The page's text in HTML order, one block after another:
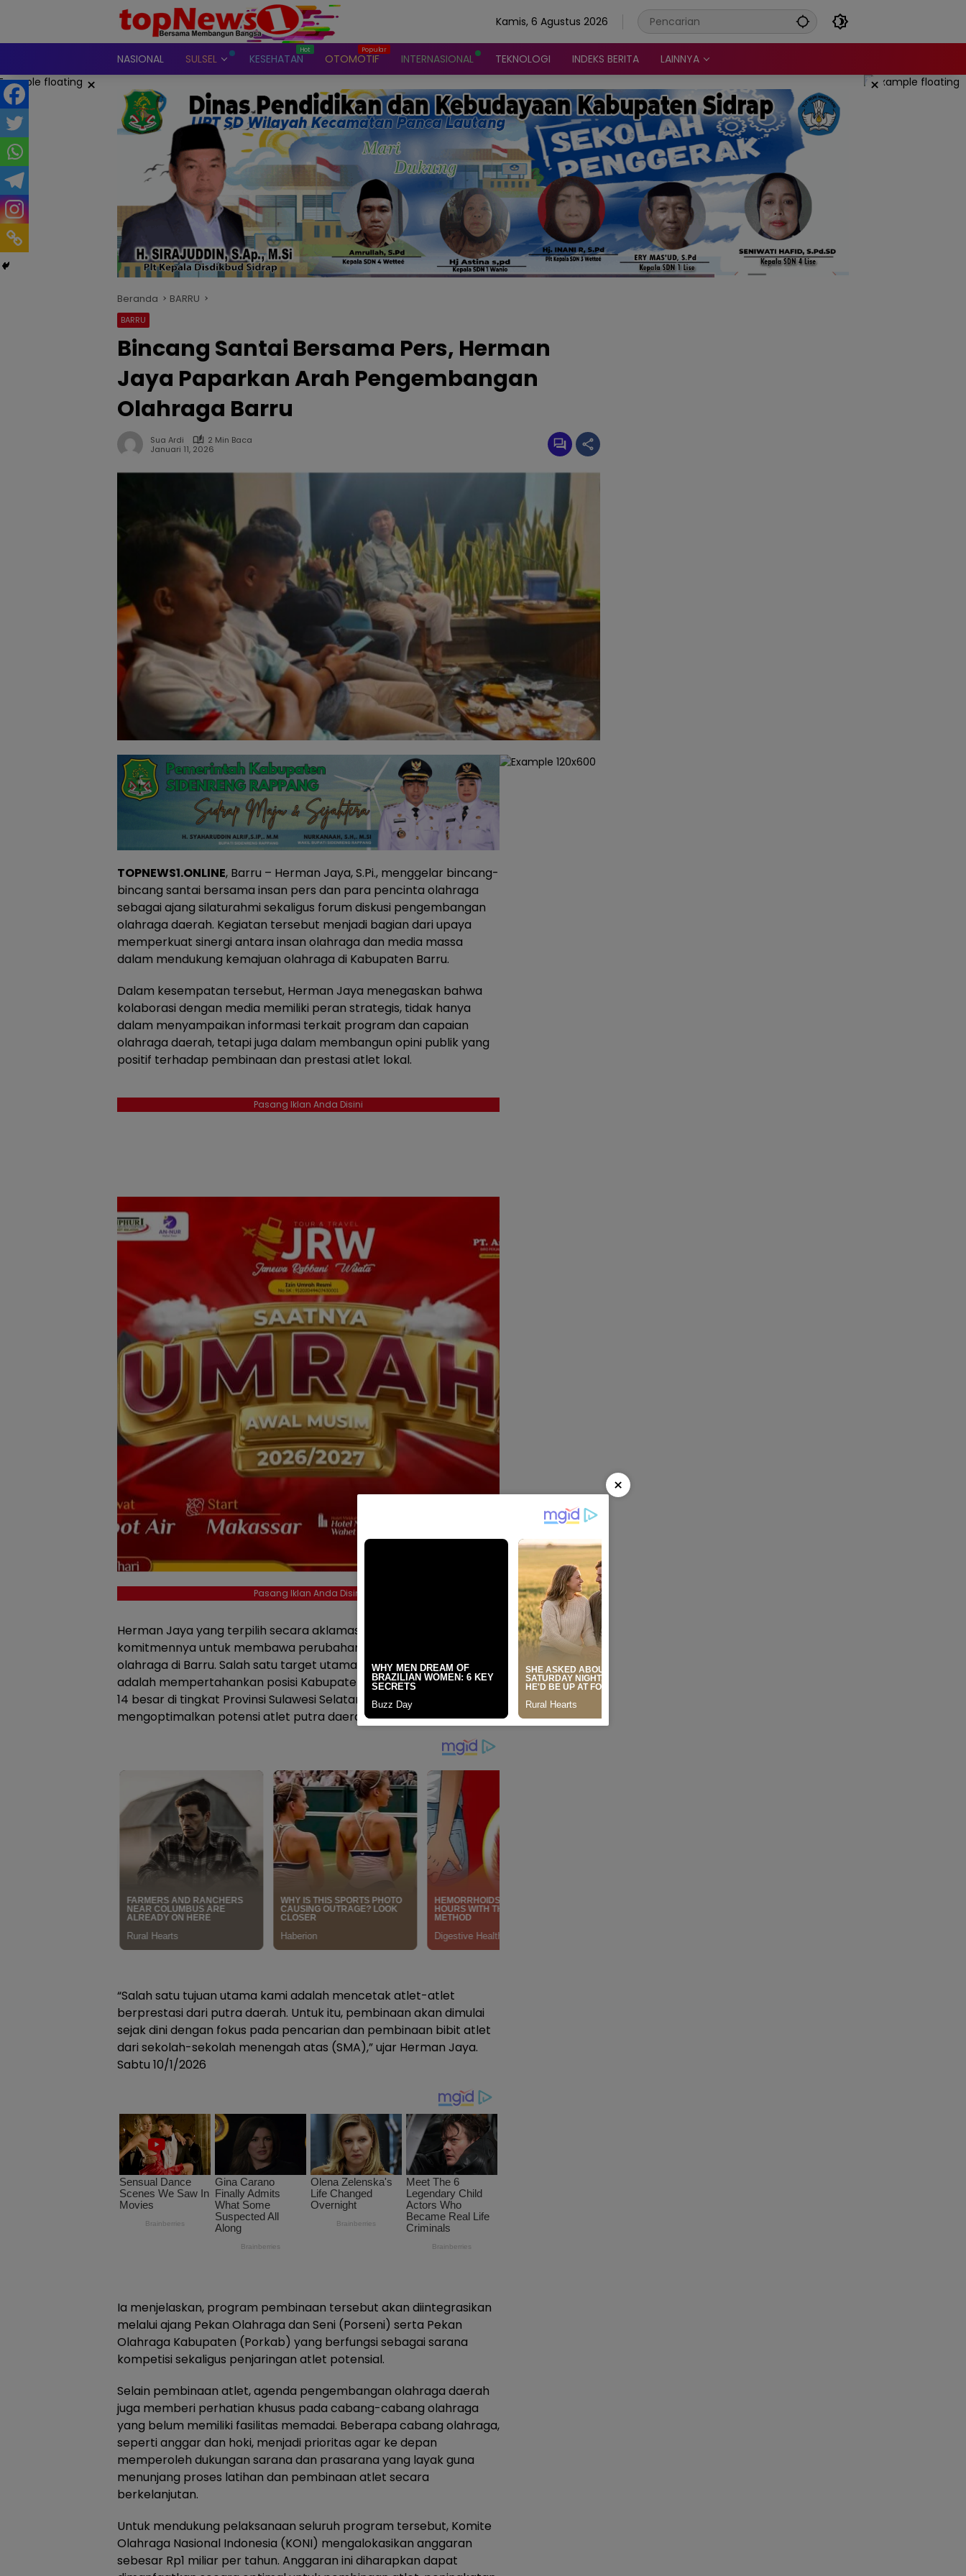
Kamis, 6 Agustus 2026
NASIONAL SULSEL KESEHATAN OTOMOTIF INTERNASIONAL TEKNOLOGI INDEKS BERITA LAINNYA
× ×
Beranda BARRU
BARRU
Bincang Santai Bersama Pers, Herman
Jaya Paparkan Arah Pengembangan
Olahraga Barru
Sua Ardi
2 Min Baca
Januari 11, 2026
TOPNEWS1.ONLINE, Barru – Herman Jaya, S.Pi., menggelar bincang-
bincang santai bersama insan pers dan para pencinta olahraga
sebagai ajang silaturahmi sekaligus forum diskusi pengembangan
olahraga daerah. Kegiatan tersebut menjadi bagian dari upaya
memperkuat sinergi antara insan olahraga dan media massa
dalam mendukung kemajuan olahraga di Kabupaten Barru.
Dalam kesempatan tersebut, Herman Jaya menegaskan bahwa
kolaborasi dengan media memiliki peran strategis, tidak hanya
dalam menyampaikan informasi terkait program dan capaian
olahraga daerah, tetapi juga dalam membangun opini publik yang
positif terhadap pembinaan dan prestasi atlet lokal.
Pasang Iklan Anda Disini
Pasang Iklan Anda Disini
Herman Jaya yang terpilih secara aklamasi menyampaikan
komitmennya untuk membawa perubahan signifikan bagi dunia
olahraga di Barru. Salah satu target utama yang dicanangkan
adalah mempertahankan posisi Kabupaten Barru pada peringkat
14 besar di tingkat Provinsi Sulawesi Selatan dengan
mengoptimalkan potensi atlet putra daerah.
“Salah satu tujuan utama kami adalah mencetak atlet-atlet
berprestasi dari putra daerah. Untuk itu, pembinaan akan dimulai
sejak dini dengan fokus pada pencarian dan pembinaan bibit atlet
dari sekolah-sekolah menengah atas (SMA),” ujar Herman Jaya.
Sabtu 10/1/2026
Ia menjelaskan, program pembinaan tersebut akan diintegrasikan
melalui ajang Pekan Olahraga dan Seni (Porseni) serta Pekan
Olahraga Kabupaten (Porkab) yang berfungsi sebagai sarana
kompetisi sekaligus penjaringan atlet potensial.
Selain pembinaan atlet, agenda pengembangan olahraga daerah
juga memberi perhatian khusus pada cabang-cabang olahraga
yang belum memiliki fasilitas memadai. Beberapa cabang olahraga,
seperti anggar dan hoki, menjadi prioritas agar ke depan
memperoleh dukungan sarana dan prasarana yang layak guna
menunjang proses latihan dan pembinaan atlet secara
berkelanjutan.
Untuk mendukung pelaksanaan seluruh program tersebut, Komite
Olahraga Nasional Indonesia (KONI) mengalokasikan anggaran
sebesar Rp1 miliar per tahun. Anggaran ini diharapkan dapat
×